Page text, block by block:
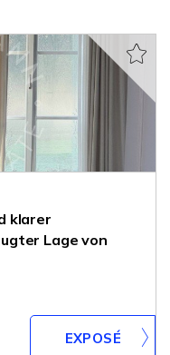
klarer
Lage von